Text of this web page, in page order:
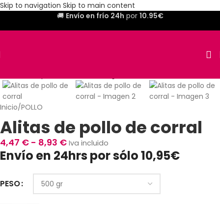
Skip to navigation Skip to main content
🚚 Envío en frío 24h por 10.95€
Inicio/POLLO
Alitas de pollo de corral
4,47 € - 8,93 € Iva incluido
Envío en 24hrs por sólo 10,95€
PESO